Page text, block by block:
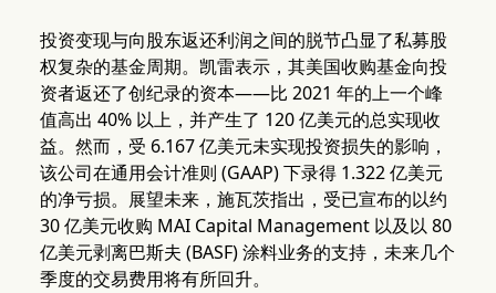
投资变现与向股东返还利润之间的脱节凸显了私募股
权复杂的基金周期。凯雷表示，其美国收购基金向投
资者返还了创纪录的资本——比 2021 年的上一个峰
值高出 40% 以上，并产生了 120 亿美元的总实现收
益。然而，受 6.167 亿美元未实现投资损失的影响，
该公司在通用会计准则 (GAAP) 下录得 1.322 亿美元
的净亏损。展望未来，施瓦茨指出，受已宣布的以约
30 亿美元收购 MAI Capital Management 以及以 80
亿美元剥离巴斯夫 (BASF) 涂料业务的支持，未来几个
季度的交易费用将有所回升。